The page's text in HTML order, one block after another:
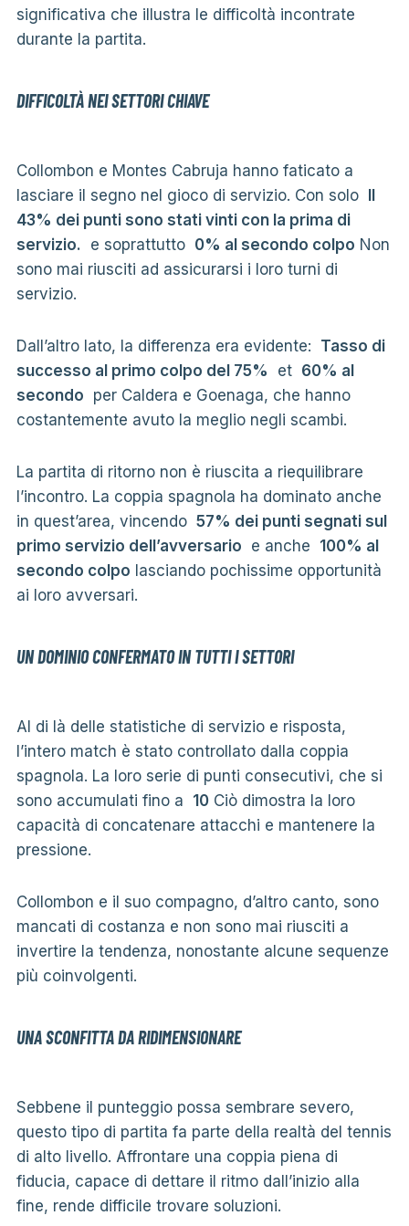
significativa che illustra le difficoltà incontrate
durante la partita.
DIFFICOLTÀ NEI SETTORI CHIAVE
Collombon e Montes Cabruja hanno faticato a
lasciare il segno nel gioco di servizio. Con solo Il
43% dei punti sono stati vinti con la prima di
servizio. e soprattutto 0% al secondo colpo Non
sono mai riusciti ad assicurarsi i loro turni di
servizio.
Dall’altro lato, la differenza era evidente: Tasso di
successo al primo colpo del 75% et 60% al
secondo per Caldera e Goenaga, che hanno
costantemente avuto la meglio negli scambi.
La partita di ritorno non è riuscita a riequilibrare
l’incontro. La coppia spagnola ha dominato anche
in quest’area, vincendo 57% dei punti segnati sul
primo servizio dell’avversario e anche 100% al
secondo colpo lasciando pochissime opportunità
ai loro avversari.
UN DOMINIO CONFERMATO IN TUTTI I SETTORI
Al di là delle statistiche di servizio e risposta,
l’intero match è stato controllato dalla coppia
spagnola. La loro serie di punti consecutivi, che si
sono accumulati fino a 10Ciò dimostra la loro
capacità di concatenare attacchi e mantenere la
pressione.
Collombon e il suo compagno, d’altro canto, sono
mancati di costanza e non sono mai riusciti a
invertire la tendenza, nonostante alcune sequenze
più coinvolgenti.
UNA SCONFITTA DA RIDIMENSIONARE
Sebbene il punteggio possa sembrare severo,
questo tipo di partita fa parte della realtà del tennis
di alto livello. Affrontare una coppia piena di
fiducia, capace di dettare il ritmo dall’inizio alla
fine, rende difficile trovare soluzioni.